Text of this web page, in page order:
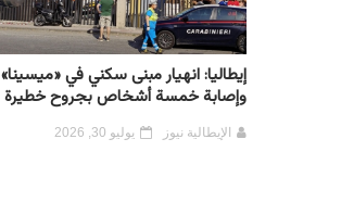
إيطاليا: انهيار مبنى سكني في «ميسينا»
وإصابة خمسة أشخاص بجروح خطيرة
الإيطالية نيوز يوليو 30, 2026